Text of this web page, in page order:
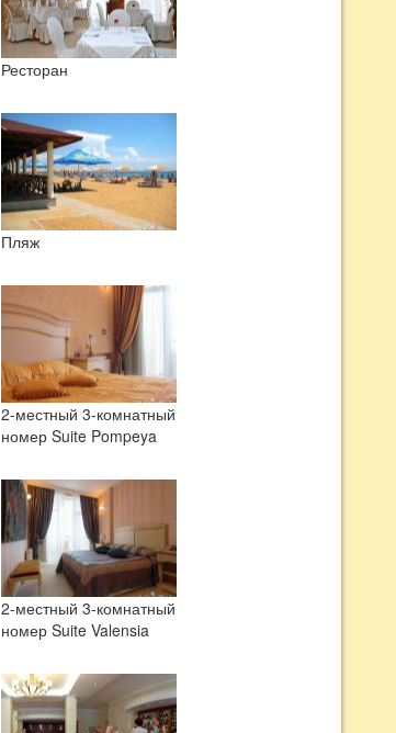
Ресторан
Пляж
2-местный 3-комнатный
номер Suite Pompeya
2-местный 3-комнатный
номер Suite Valensia